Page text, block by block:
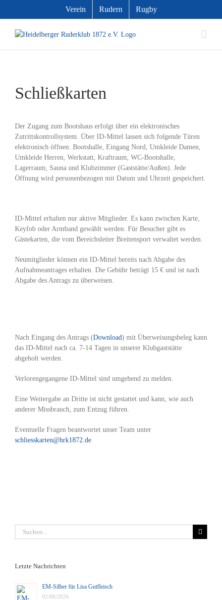
Verein Rudern Rugby
Schließkarten
Der Zugang zum Bootshaus erfolgt über ein elektronisches
Zutrittskontrollsystem. Über ID-Mittel lassen sich folgende Türen
elektronisch öffnen: Bootshalle, Eingang Nord, Umkleide Damen,
Umkleide Herren, Werkstatt, Kraftraum, WC-Bootshalle,
Lagerraum, Sauna und Klubzimmer (Gaststätte/Außen). Jede
Öffnung wird personenbezogen mit Datum und Uhrzeit gespeichert.
ID-Mittel erhalten nur aktive Mitglieder. Es kann zwischen Karte,
Keyfob oder Armband gewählt werden. Für Besucher gibt es
Gästekarten, die vom Bereichsleiter Breitensport verwaltet werden.
Neumitglieder können ein ID-Mittel bereits nach Abgabe des
Aufnahmeantrages erhalten. Die Gebühr beträgt 15 € und ist nach
Abgabe des Antrags zu überweisen.
Nach Eingang des Antrags (Download) mit Überweisungsbeleg kann
das ID-Mittel nach ca. 7-14 Tagen in unserer Klubgaststätte
abgeholt werden.
Verlorengegangene ID-Mittel sind umgehend zu melden.
Eine Weitergabe an Dritte ist nicht gestattet und kann, wie auch
anderer Missbrauch, zum Entzug führen.
Eventuelle Fragen beantwortet unser Team unter
schliesskarten@hrk1872.de
Suche
nach:
Letzte Nachrichten
EM-Silber für Lisa Gutfleisch
02/08/2026